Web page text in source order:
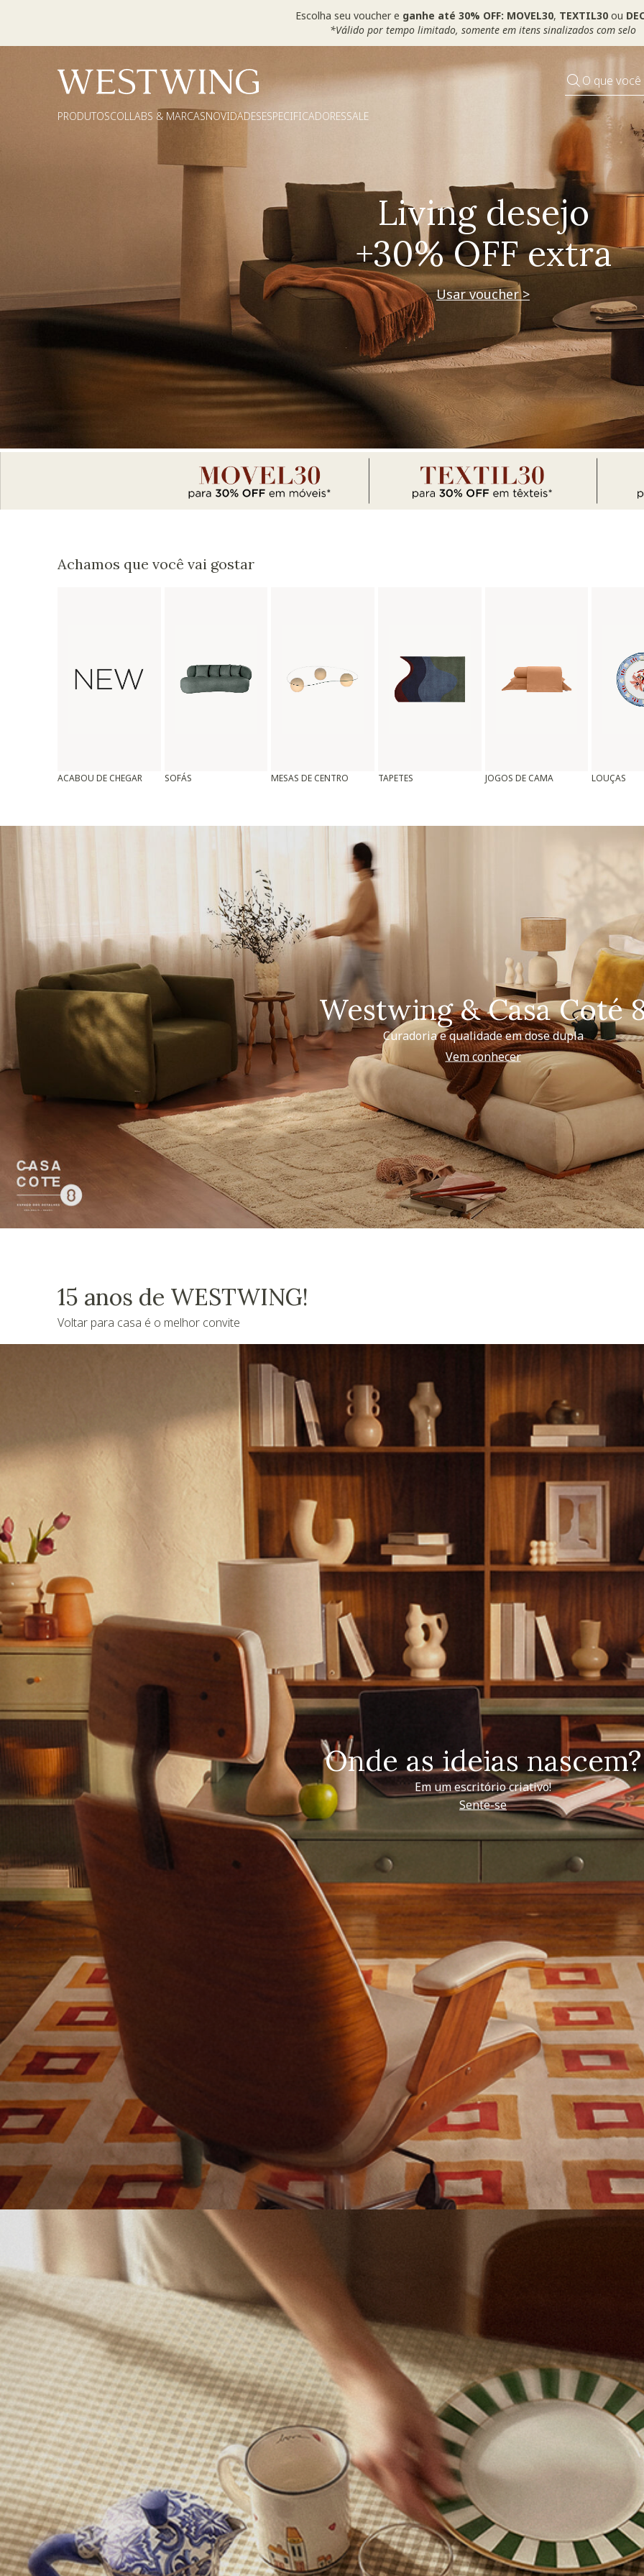
Escolha seu voucher e ganhe até 30% OFF: MOVEL30, TEXTIL30 ou
*Válido por tempo limitado, somente em itens sinalizados com selo
O que
PRODUTOSCOLLABS & MARCASNOVIDADESESPECIFICADORESSALE
Pequenos rituais
Grandes mudanças
Usar voucher >
Achamos que você vai gostar
ACABOU DE CHEGAR SOFÁS MESAS DE CENTRO TAPETES JOGOS DE CAMA LOUÇAS
Westwing & Casa Coté
Curadoria e qualidade em dose dupla
Vem conhecer
15 anos de WESTWING!
Voltar para casa é o melhor convite
Onde as ideias nascem?
Em um escritório criativo!
Sente-se